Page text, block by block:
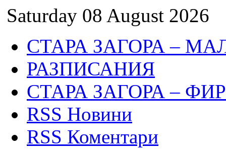
Saturday 08 August 2026
СТАРА ЗАГОРА –
РАЗПИСАНИЯ
СТАРА ЗАГОРА –
RSS Новини
RSS Коментари